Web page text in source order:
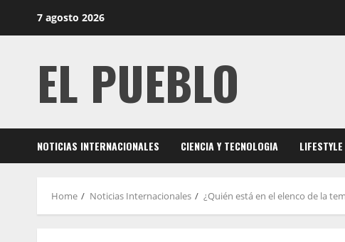
7 agosto 2026
EL PUEBLO
NOTICIAS INTERNACIONALES CIENCIA Y TECNOLOGIA LIFESTYLE
Home Noticias Internacionales ¿Quién está en el elenco de la